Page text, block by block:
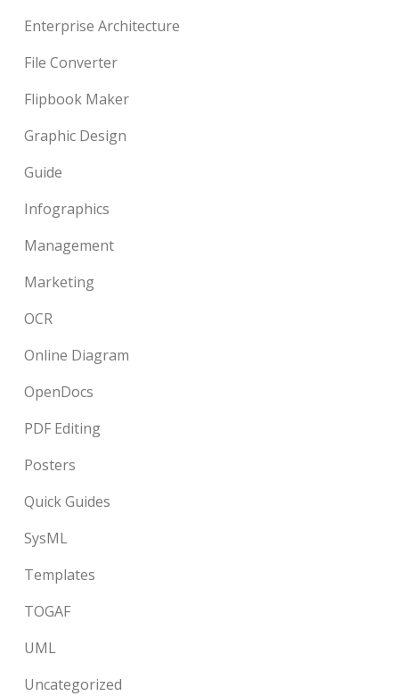
Enterprise Architecture
File Converter
Flipbook Maker
Graphic Design
Guide
Infographics
Management
Marketing
OCR
Online Diagram
OpenDocs
PDF Editing
Posters
Quick Guides
SysML
Templates
TOGAF
UML
Uncategorized